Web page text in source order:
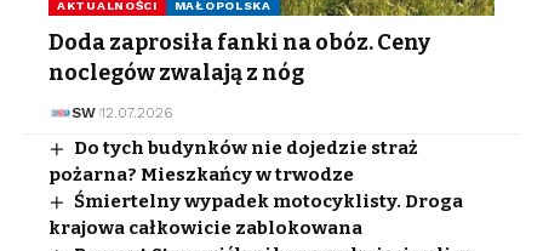
AKTUALNOŚCI MAŁOPOLSKA
Doda zaprosiła fanki na obóz. Ceny
noclegów zwalają z nóg
SW 12.07.2026
Do tych budynków nie dojedzie straż
pożarna? Mieszkańcy w trwodze
Śmiertelny wypadek motocyklisty. Droga
krajowa całkowicie zablokowana